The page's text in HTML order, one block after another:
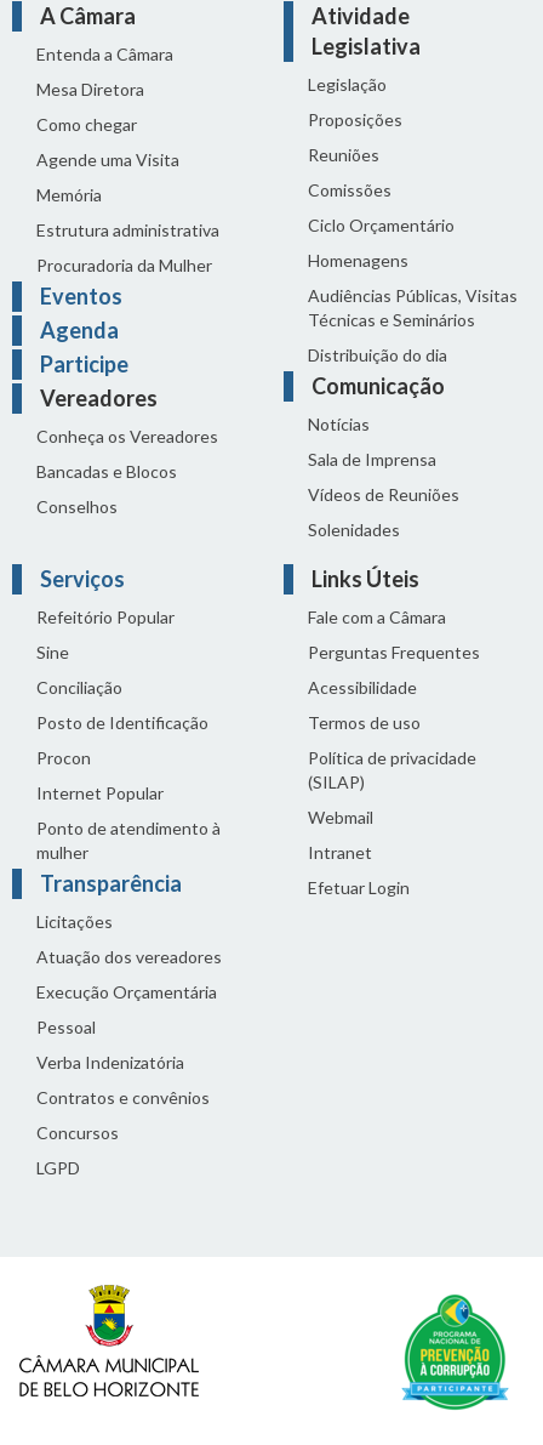
A Câmara
Entenda a Câmara
Mesa Diretora
Como chegar
Agende uma Visita
Memória
Estrutura administrativa
Procuradoria da Mulher
Eventos
Agenda
Participe
Vereadores
Conheça os Vereadores
Bancadas e Blocos
Conselhos
Atividade
Legislativa
Legislação
Proposições
Reuniões
Comissões
Ciclo Orçamentário
Homenagens
Audiências Públicas, Visitas
Técnicas e Seminários
Distribuição do dia
Comunicação
Notícias
Sala de Imprensa
Vídeos de Reuniões
Solenidades
Serviços
Refeitório Popular
Sine
Conciliação
Posto de Identificação
Procon
Internet Popular
Ponto de atendimento à
mulher
Transparência
Licitações
Atuação dos vereadores
Execução Orçamentária
Pessoal
Verba Indenizatória
Contratos e convênios
Concursos
LGPD
Links Úteis
Fale com a Câmara
Perguntas Frequentes
Acessibilidade
Termos de uso
Política de privacidade
(SILAP)
Webmail
Intranet
Efetuar Login